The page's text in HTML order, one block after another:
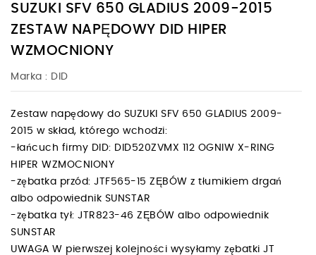
SUZUKI SFV 650 GLADIUS 2009-2015
ZESTAW NAPĘDOWY DID HIPER
WZMOCNIONY
Marka : DID
Zestaw napędowy do SUZUKI SFV 650 GLADIUS 2009-
2015 w skład, którego wchodzi:
-łańcuch firmy DID: DID520ZVMX 112 OGNIW X-RING
HIPER WZMOCNIONY
-zębatka przód: JTF565-15 ZĘBÓW z tłumikiem drgań
albo odpowiednik SUNSTAR
-zębatka tył: JTR823-46 ZĘBÓW albo odpowiednik
SUNSTAR
UWAGA W pierwszej kolejności wysyłamy zębatki JT